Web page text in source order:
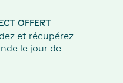
OFFERT
et récupérez
le jour de